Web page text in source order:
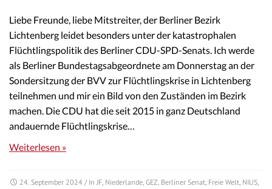
Liebe Freunde, liebe Mitstreiter, der Berliner Bezirk
Lichtenberg leidet besonders unter der katastrophalen
Flüchtlingspolitik des Berliner CDU-SPD-Senats. Ich werde
als Berliner Bundestagsabgeordnete am Donnerstag an der
Sondersitzung der BVV zur Flüchtlingskrise in Lichtenberg
teilnehmen und mir ein Bild von den Zuständen im Bezirk
machen. Die CDU hat die seit 2015 in ganz Deutschland
andauernde Flüchtlingskrise…
Weiterlesen »
24. September 2024 / InJF, Niederlande, GEZ, Berliner Senat, Freie Welt, NIUS,